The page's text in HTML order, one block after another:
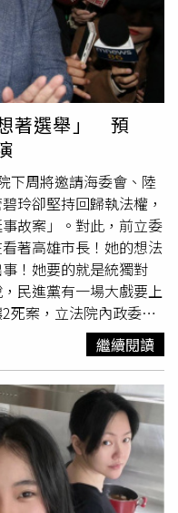
」，但丁回應「你不是
玲則再重複稍早說法，
怎麼都不知道你在做什
拜託管主委，說一聲抱
已表達過，召委也同意
），丁學忠回「你只對
嗎」。管說「我對所有
在委員會中公開致歉，
私訊「是以管碧玲個人
回應，因我只是立委的
立委是否接受管主委的
議程「提點」丁學忠，
果定義撞船，中國大陸
斷她，指「撞船」是海
跳針回答「我願接受指
可以請你面對問題、解
？若海巡設定標題，你
的說「標題非常重要」
的喔』。面對態度漸趨
管能不能提出事發當時
表達過歉意（指沒錄
鄉，警員都規定隨身帶
黨還說大陸是「敵對
著選舉」 預
下周將邀請海委會、陸
玲卻堅持回歸執法權，
故案」。對此，前立委
著高雄市長！她的想法
！她要的就是統獨對
民進黨有一場大戲要上
死案，立法院內政委員
行專案報告，不過海委
執法過程及後續處理」
法權，是「取締大陸籍
2日在《麥玉潔辣晚
高雄市長！海委會當然
法一定是選舉，但怎知
部長，後來趙天麟出
岱樺也宣布要選，政治
繼續閱讀